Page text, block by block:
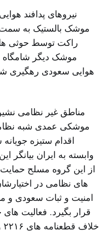
نیروهای پدافند
موشک بالستیک به سمت
راکت توسط حوثی
موشک دیگر شامگاه
هوایی سعودی رهگیری
مناطق غیر نظامی
موشکی عمدی شبه
اقدام ستیزه
وابسته به ایران
از این گروه مسلح
های نظامی در
امنیت و ثبات سعودی
قرار بگیرد. فعالیت